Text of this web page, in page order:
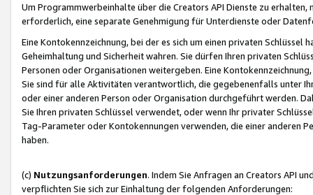
Um Programmwerbeinhalte über die Creators API Dienste zu
erforderlich, eine separate Genehmigung für Unterdienste oder
Eine Kontokennzeichnung, bei der es sich um einen privaten
Geheimhaltung und Sicherheit wahren. Sie dürfen Ihren privaten
Personen oder Organisationen weitergeben. Eine
Sie sind für alle Aktivitäten verantwortlich, die gegebenenfalls unter
oder einer anderen Person oder Organisation durchgeführt werden.
Sie Ihren privaten Schlüssel verwendet, oder wenn Ihr privater
Tag-Parameter oder Kontokennungen verwenden, die einer anderen
haben.
(c) Nutzungsanforderungen. Indem Sie Anfragen an Creators API
verpflichten Sie sich zur Einhaltung der folgenden Anforderungen: